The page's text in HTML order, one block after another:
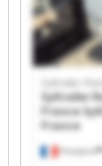
Perpignan
Syltrailer
Syltrailer
France
France